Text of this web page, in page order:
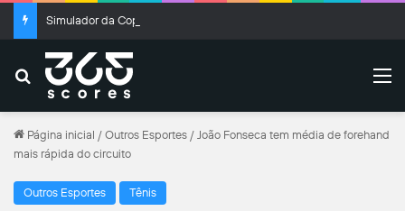
Simulador da Copa do Brasil: resultados das oitavas de final
Buscar
Página inicial / Outros Esportes / João Fonseca tem média de forehand
mais rápida do circuito
Outros Esportes Tênis